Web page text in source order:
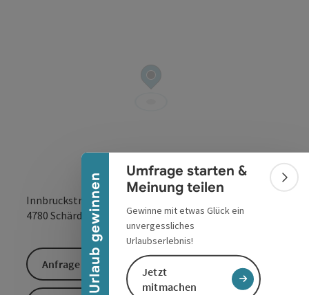
Urlaub gewinnen
Banner einklappen
Umfrage starten &
Meinung teilen
Gewinne mit etwas Glück ein
unvergessliches
Urlaubserlebnis!
Jetzt
mitmachen
Innbruckstraße 29
4780 Schärding in Google
Anfrage senden